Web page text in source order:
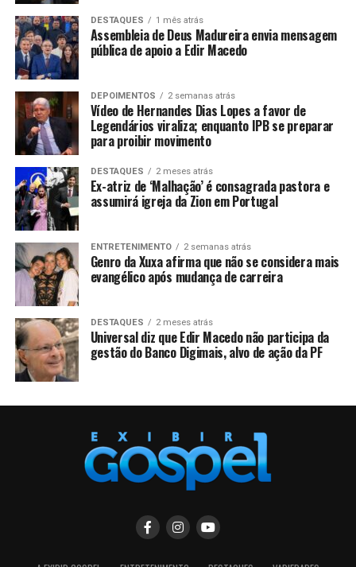
DESTAQUES 1 mês atrás
Assembleia de Deus Madureira envia mensagem
pública de apoio a Edir Macedo
DEPOIMENTOS 2 semanas atrás
Vídeo de Hernandes Dias Lopes a favor de
Legendários viraliza; enquanto IPB se preparar
para proibir movimento
DESTAQUES 2 meses atrás
Ex-atriz de ‘Malhação’ é consagrada pastora e
assumirá igreja da Zion em Portugal
ENTRETENIMENTO 2 semanas atrás
Genro da Xuxa afirma que não se considera mais
evangélico após mudança de carreira
DESTAQUES 2 meses atrás
Universal diz que Edir Macedo não participa da
gestão do Banco Digimais, alvo de ação da PF